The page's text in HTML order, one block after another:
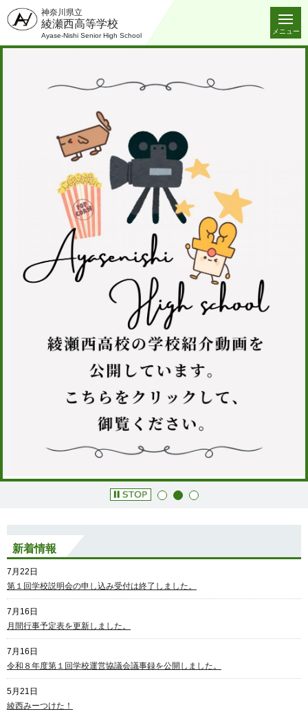
神奈川県立
綾瀬西高等学校
Ayase-Nishi Senior High School
メニュー
新着情報
7月22日
第１回学校説明会の申し込み受付は終了しました。
7月16日
月間行事予定表を更新しました。
7月16日
令和８年度第１回学校運営協議会議事録を公開しました。
5月21日
綾西みーつけた！